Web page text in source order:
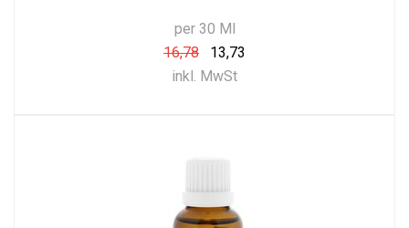
per 30 Ml
16,78
13,73
inkl. MwSt